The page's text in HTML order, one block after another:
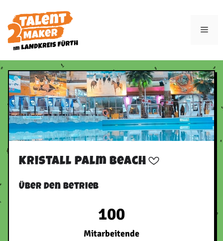
Inhalt
springen
Kristall Palm Beach
Über den Betrieb
100
Mitarbeitende